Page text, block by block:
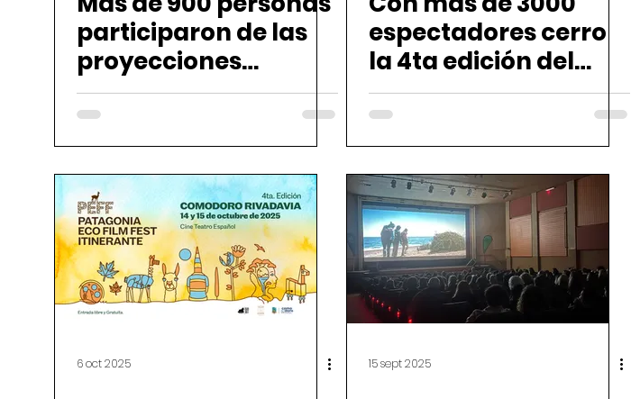
participaron de las
proyecciones
ambientales del
Patagonia Eco Film
Fest en Expo
Ambiente 2026
espectadores cerro
la 4ta edición del
PEFF Itinerante en
Comodoro Rivadavia
6 oct 2025 15 sept 2025